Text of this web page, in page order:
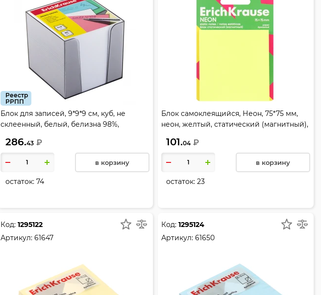
Реестр
РРПП
Блок для записей, 9*9*9 см, куб, не
склеенный, белый, белизна 98%,
4458
286.43 ₽
в корзину
остаток: 74
Блок самоклеящийся, Неон, 75*75 мм,
неон, желтый, статический (магнитный),
101.04 ₽
в корзину
остаток: 23
Код: 1295122
Артикул: 61647
Код: 1295124
Артикул: 61650